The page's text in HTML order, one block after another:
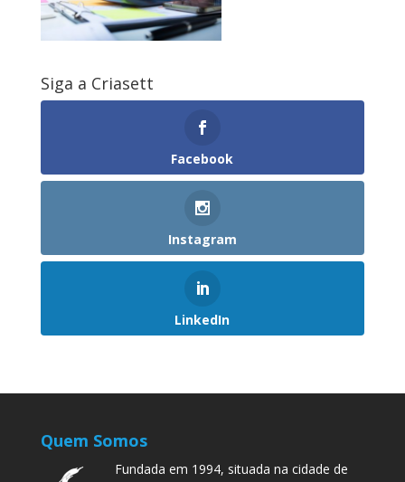
Siga a Criasett
Facebook
Instagram
LinkedIn
Quem Somos
Fundada em 1994, situada na cidade de